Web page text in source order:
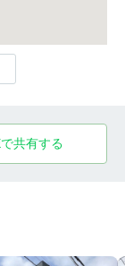
共有する